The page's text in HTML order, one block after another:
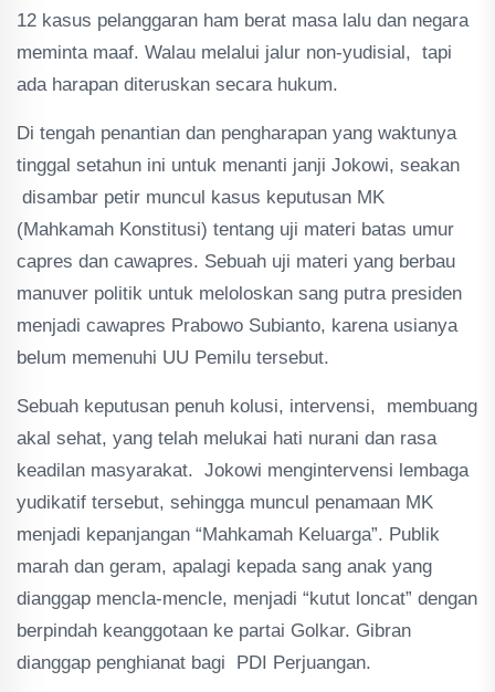
12 kasus pelanggaran ham berat masa lalu dan negara
meminta maaf. Walau melalui jalur non-yudisial, tapi
ada harapan diteruskan secara hukum.
Di tengah penantian dan pengharapan yang waktunya
tinggal setahun ini untuk menanti janji Jokowi, seakan
disambar petir muncul kasus keputusan MK
(Mahkamah Konstitusi) tentang uji materi batas umur
capres dan cawapres. Sebuah uji materi yang berbau
manuver politik untuk meloloskan sang putra presiden
menjadi cawapres Prabowo Subianto, karena usianya
belum memenuhi UU Pemilu tersebut.
Sebuah keputusan penuh kolusi, intervensi, membuang
akal sehat, yang telah melukai hati nurani dan rasa
keadilan masyarakat. Jokowi mengintervensi lembaga
yudikatif tersebut, sehingga muncul penamaan MK
menjadi kepanjangan “Mahkamah Keluarga”. Publik
marah dan geram, apalagi kepada sang anak yang
dianggap mencla-mencle, menjadi “kutut loncat” dengan
berpindah keanggotaan ke partai Golkar. Gibran
dianggap penghianat bagi PDI Perjuangan.